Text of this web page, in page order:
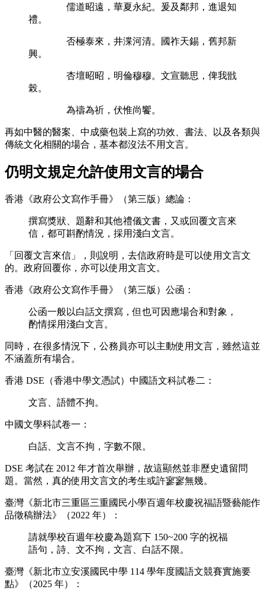
儒道昭遠，華夏永紀。爰及鄰邦，進退知
禮。
否極泰來，井渫河清。國祚天錫，舊邦新
興。
杏壇昭昭，明倫穆穆。文宣聽思，俾我戩
榖。
為禱為祈，伏惟尚饗。
再如中醫的醫案、中成藥包裝上寫的功效、書法、以及各類與
傳統文化相關的場合，基本都沒法不用文言。
仍明文規定允許使用文言的場合
香港《政府公文寫作手冊》（第三版）總論：
撰寫獎狀、題辭和其他禮儀文書，又或回覆文言來
信，都可斟酌情況，採用淺白文言。
「回覆文言來信」，則說明，去信政府時是可以使用文言文
的。政府回覆你，亦可以使用文言文。
香港《政府公文寫作手冊》（第三版）公函：
公函一般以白話文撰寫，但也可因應場合和對象，
酌情採用淺白文言。
同時，在很多情況下，公務員亦可以主動使用文言，雖然這並
不涵蓋所有場合。
香港 DSE（香港中學文憑試）中國語文科試卷二：
文言、語體不拘。
中國文學科試卷一：
白話、文言不拘，字數不限。
DSE 考試在 2012 年才首次舉辦，故這顯然並非歷史遺留問
題。當然，真的使用文言文的考生或許寥寥無幾。
臺灣《新北市三重區三重國民小學百週年校慶祝福語暨藝能作
品徵稿辦法》（2022 年）：
請就學校百週年校慶為題寫下 150~200 字的祝福
語句，詩、文不拘，文言、白話不限。
臺灣《新北市立安溪國民中學 114 學年度國語文競賽實施要
點》（2025 年）：